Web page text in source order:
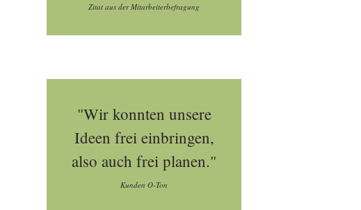
Zitat aus der Mitarbeiterbefragung
"Wir konnten unsere
Ideen frei einbringen,
also auch frei planen."
Kunden O-Ton